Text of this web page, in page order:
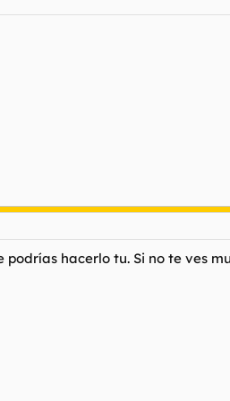
hacerlo tu. Si no te ves